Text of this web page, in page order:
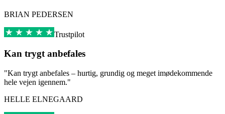
BRIAN PEDERSEN
Trustpilot
Kan trygt anbefales
"Kan trygt anbefales – hurtig, grundig og meget imødekommende
hele vejen igennem."
HELLE ELNEGAARD